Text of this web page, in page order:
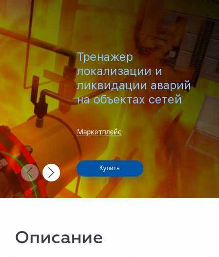
Тренажер
локализации и
ликвидации аварий
на объектах сетей
газораспределения и
газопотребления с
использованием
технологии
виртуальной
реальности
Маркетплейс
Купить
Описание